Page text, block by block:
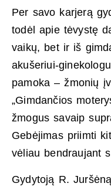
Per savo karjerą
todėl apie tėvystę
vaikų, bet ir iš
akušeriui-
pamoka – žmonių
„Gimdančios
žmogus savaip
Gebėjimas priimti
vėliau bendraujant
Gydytoją R.